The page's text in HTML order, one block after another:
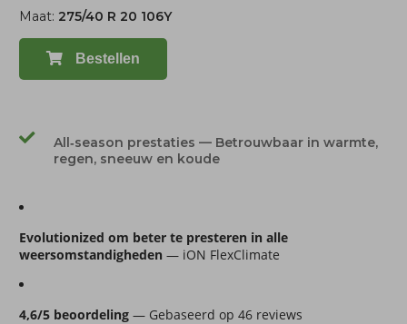
Maat: 275/40 R 20 106Y
Bestellen
All‑season prestaties — Betrouwbaar in warmte,
regen, sneeuw en koude
Evolutionized om beter te presteren in alle
weersomstandigheden — iON FlexClimate
4,6/5 beoordeling — Gebaseerd op 46 reviews